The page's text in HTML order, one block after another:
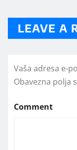
LEAVE A
Vaša adresa e-
Obavezna polja
Comment